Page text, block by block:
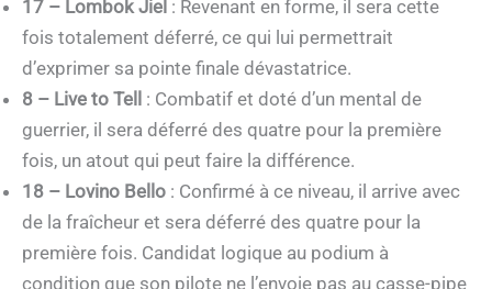
17 – Lombok Jiel : Revenant en forme, il sera cette
fois totalement déferré, ce qui lui permettrait
d’exprimer sa pointe finale dévastatrice.
8 – Live to Tell : Combatif et doté d’un mental de
guerrier, il sera déferré des quatre pour la première
fois, un atout qui peut faire la différence.
18 – Lovino Bello : Confirmé à ce niveau, il arrive avec
de la fraîcheur et sera déferré des quatre pour la
première fois. Candidat logique au podium à
condition que son pilote ne l’envoie pas au casse-pipe